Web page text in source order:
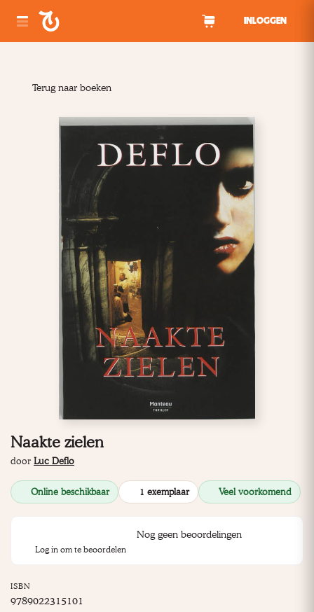
INLOGGEN
Terug naar boeken
Naakte zielen
door Luc Deflo
Online beschikbaar 1 exemplaar Veel voorkomend
Nog geen beoordelingen
Log in om te beoordelen
ISBN
9789022315101